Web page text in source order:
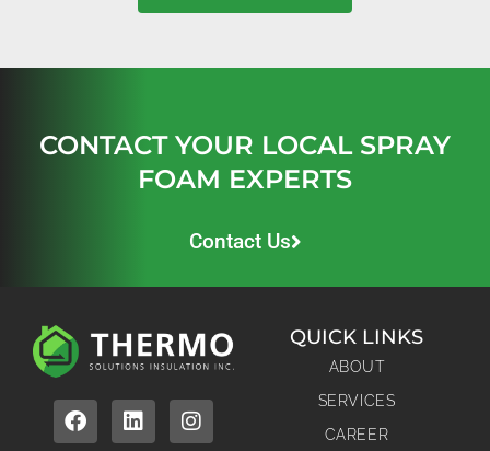
CONTACT YOUR LOCAL SPRAY
FOAM EXPERTS
Contact Us
QUICK LINKS
ABOUT
SERVICES
CAREER